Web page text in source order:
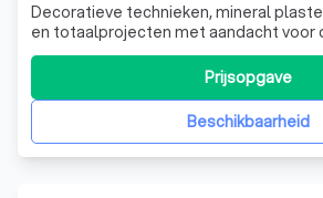
Decoratieve technieken, mineral
en totaalprojecten met aandacht voor
details...
Beschikbaarheid
Prijsopgave